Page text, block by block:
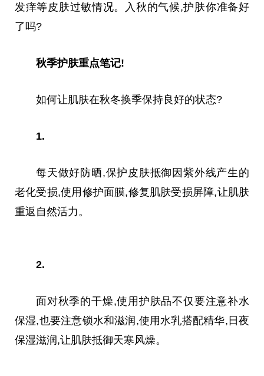
发痒等皮肤过敏情况。入秋的气候,护肤你准备好
了吗?
秋季护肤重点笔记!
如何让肌肤在秋冬换季保持良好的状态?
1.
每天做好防晒,保护皮肤抵御因紫外线产生的
老化受损,使用修护面膜,修复肌肤受损屏障,让肌肤
重返自然活力。
2.
面对秋季的干燥,使用护肤品不仅要注意补水
保湿,也要注意锁水和滋润,使用水乳搭配精华,日夜
保湿滋润,让肌肤抵御天寒风燥。